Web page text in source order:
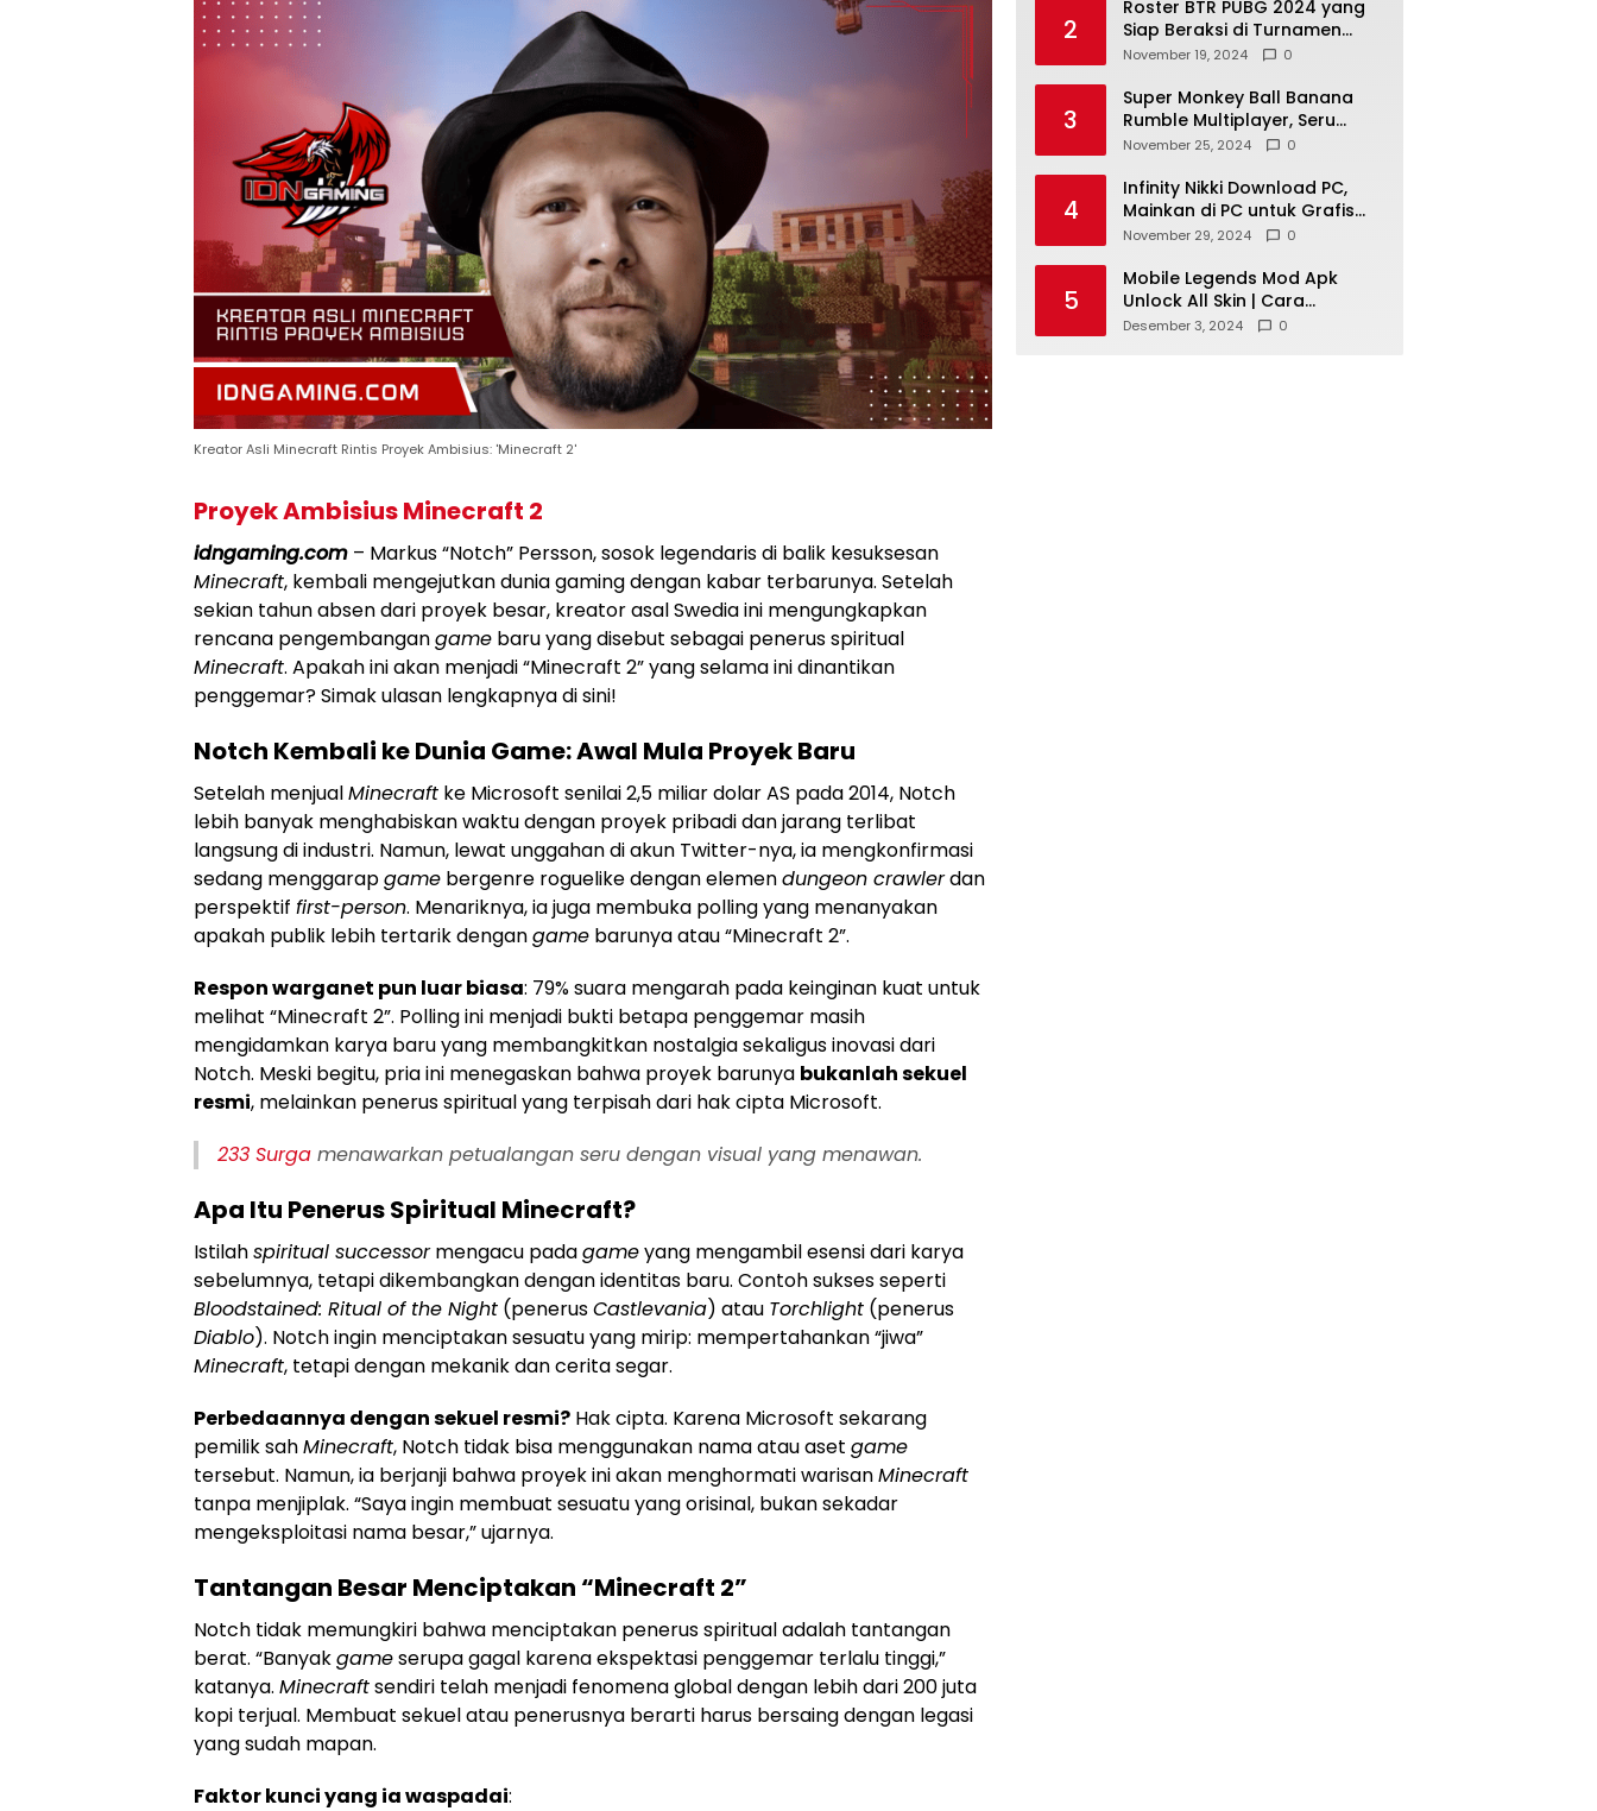
Kreator Asli Minecraft Rintis Proyek Ambisius: 'Minecraft 2'
Proyek Ambisius Minecraft 2
idngaming.com – Markus “Notch” Persson, sosok legendaris di balik kesuksesan
Minecraft, kembali mengejutkan dunia gaming dengan kabar terbarunya. Setelah
sekian tahun absen dari proyek besar, kreator asal Swedia ini mengungkapkan
rencana pengembangangame baru yang disebut sebagai penerus spiritual
Minecraft. Apakah ini akan menjadi “Minecraft 2” yang selama ini dinantikan
penggemar? Simak ulasan lengkapnya di sini!
Notch Kembali ke Dunia Game: Awal Mula Proyek Baru
Setelah menjualMinecraft ke Microsoft senilai 2,5 miliar dolar AS pada 2014, Notch
lebih banyak menghabiskan waktu dengan proyek pribadi dan jarang terlibat
langsung di industri. Namun, lewat unggahan di akun Twitter-nya, ia mengkonfirmasi
sedang menggarapgame bergenre roguelike dengan elemendungeon crawlerdan
perspektif first-person. Menariknya, ia juga membuka polling yang menanyakan
apakah publik lebih tertarik dengangame barunya atau “Minecraft 2”.
Respon warganet pun luar biasa: 79% suara mengarah pada keinginan kuat untuk
melihat “Minecraft 2”. Polling ini menjadi bukti betapa penggemar masih
mengidamkan karya baru yang membangkitkan nostalgia sekaligus inovasi dari
Notch. Meski begitu, pria ini menegaskan bahwa proyek barunya bukanlah sekuel
resmi, melainkan penerus spiritual yang terpisah dari hak cipta Microsoft.
233 Surga menawarkan petualangan seru dengan visual yang menawan.
Apa Itu Penerus Spiritual Minecraft?
Istilahspiritual successormengacu padagameyang mengambil esensi dari karya
sebelumnya, tetapi dikembangkan dengan identitas baru. Contoh sukses seperti
Bloodstained: Ritual of the Night (penerusCastlevania) atau Torchlight (penerus
Diablo). Notch ingin menciptakan sesuatu yang mirip: mempertahankan “jiwa”
Minecraft, tetapi dengan mekanik dan cerita segar.
Perbedaannya dengan sekuel resmi? Hak cipta. Karena Microsoft sekarang
pemilik sahMinecraft, Notch tidak bisa menggunakan nama atau aset game
tersebut. Namun, ia berjanji bahwa proyek ini akan menghormati warisanMinecraft
tanpa menjiplak. “Saya ingin membuat sesuatu yang orisinal, bukan sekadar
mengeksploitasi nama besar,” ujarnya.
Tantangan Besar Menciptakan “Minecraft 2”
Notch tidak memungkiri bahwa menciptakan penerus spiritual adalah tantangan
berat. “Banyakgameserupa gagal karena ekspektasi penggemar terlalu tinggi,”
katanya. Minecraftsendiri telah menjadi fenomena global dengan lebih dari 200 juta
kopi terjual. Membuat sekuel atau penerusnya berarti harus bersaing dengan legasi
yang sudah mapan.
Faktor kunci yang ia waspadai:
2
Roster BTR PUBG 2024 yang
Siap Beraksi di Turnamen
Internasional
November 19, 2024 0
3
Super Monkey Ball Banana
Rumble Multiplayer, Seru
untuk Dimainkan Bersama
November 25, 2024 0
4
Infinity Nikki Download PC,
Mainkan di PC untuk Grafis
Terbaik
November 29, 2024 0
5
Mobile Legends Mod Apk
Unlock All Skin | Cara
Mendapatkan Semua Skin
Desember 3, 2024 0